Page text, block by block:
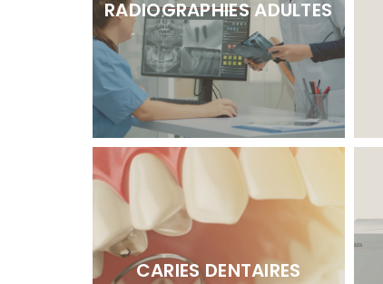
RADIOGRAPHIES ADULTES
CARIES DENTAIRES